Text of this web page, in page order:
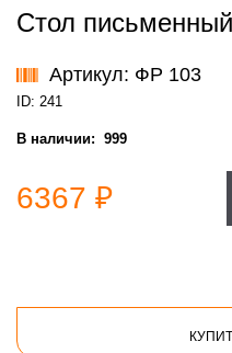
Стол
Артикул: ФР 103
ID: 241
В наличии: 999
6367 ₽